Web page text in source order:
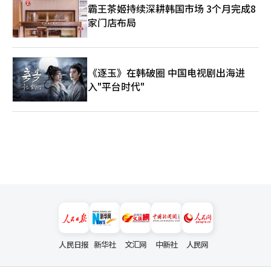
霸王茶姬持续深耕韩国市场 3个月完成8
家门店布局
《逐玉》在韩破圈 中国电视剧出海进
入"平台时代"
人民日报 新华社 文汇网 中新社 人民网